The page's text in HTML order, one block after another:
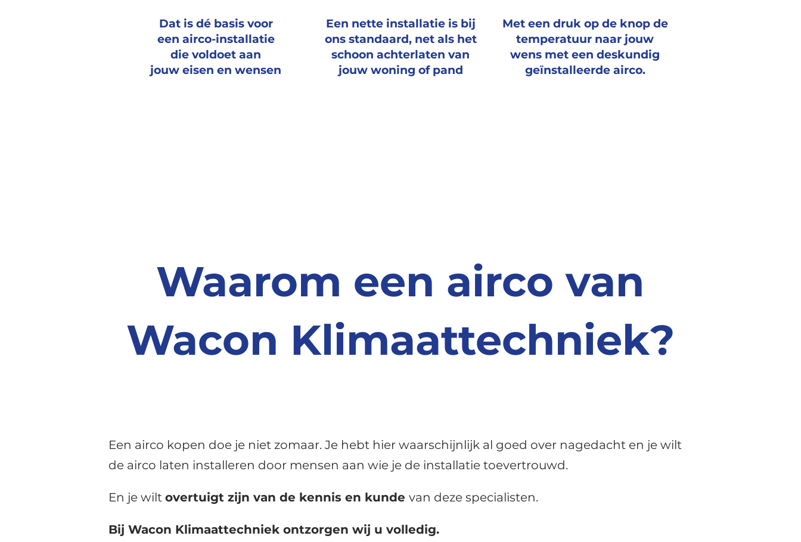
Dat is dé basis voor
een airco-installatie
die voldoet aan
jouw eisen en wensen
Een nette installatie is bij
ons standaard, net als het
schoon achterlatenvan
jouw woning of pand
Met een druk op de knop de
temperatuur naar jouw
wens met een deskundig
geïnstalleerde airco.
Waarom een airco van
Wacon Klimaattechniek?
Een airco kopen doe je niet zomaar. Je hebt hier waarschijnlijk al goed over nagedacht en je wilt
de airco laten installeren door mensen aan wie je de installatie toevertrouwd.
En je wilt overtuigt zijn van de kennis en kunde van deze specialisten.
Bij Wacon Klimaattechniek ontzorgen wij u volledig.